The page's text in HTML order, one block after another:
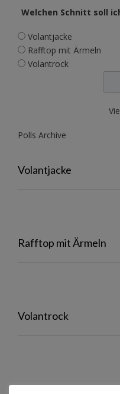
Welchen Schnitt soll
Volantjacke
Rafftop mit Ärmeln
Volantrock
Polls Archive
Volantjacke
Rafftop mit Ärmeln
Volantrock
Auf meinem